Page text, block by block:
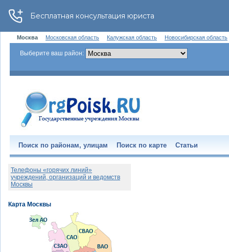
Москва Московская область Калужская область Новосибирская область
Выберите ваш район:
Поиск по районам, улицам Поиск по карте Статьи
Телефоны «горячих линий»
учреждений, организаций и ведомств
Москвы